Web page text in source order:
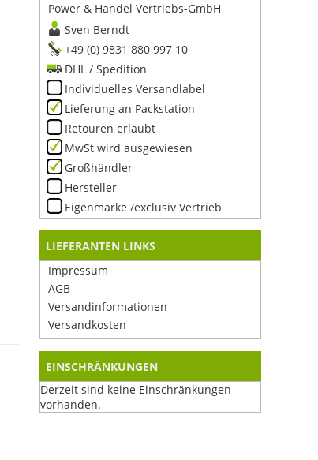
Power & Handel Vertriebs-GmbH
Sven Berndt
+49 (0) 9831 880 997 10
DHL / Spedition
Individuelles Versandlabel
Lieferung an Packstation
Retouren erlaubt
MwSt wird ausgewiesen
Großhändler
Hersteller
Eigenmarke /exclusiv Vertrieb
LIEFERANTEN LINKS
Impressum
AGB
Versandinformationen
Versandkosten
EINSCHRÄNKUNGEN
Derzeit sind keine Einschränkungen
vorhanden.